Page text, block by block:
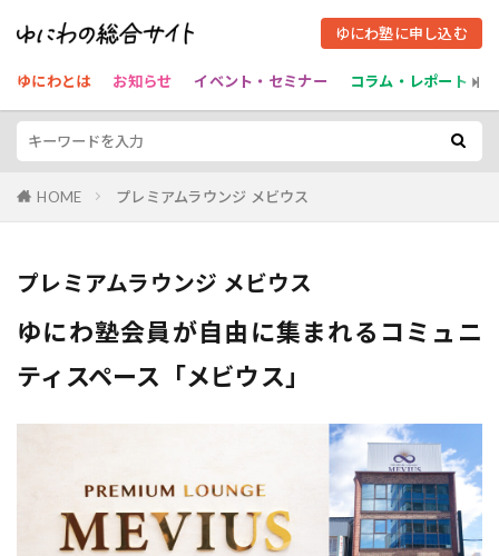
ゆにわ塾に申し込む
ゆにわとは お知らせ イベント・セミナー コラム・レポート
HOME プレミアムラウンジ メビウス
プレミアムラウンジ メビウス
ゆにわ塾会員が自由に集まれるコミュニ
ティスペース「メビウス」